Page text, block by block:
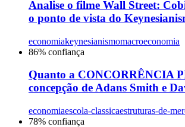
Analise o filme Wall Street:
o ponto de vista do
economiakeynesianismomacroeconomia
86% confiança
Quanto a CONCORRÊNCIA
concepção de Adans Smith e
economiaescola-classicaestruturas-de-
78% confiança